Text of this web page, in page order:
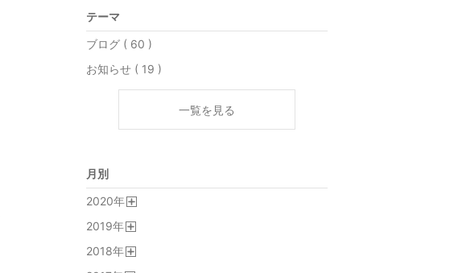
テーマ
ブログ ( 60 )
お知らせ ( 19 )
一覧を見る
月別
2020年
2019年
2018年